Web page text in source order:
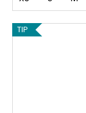
TIP